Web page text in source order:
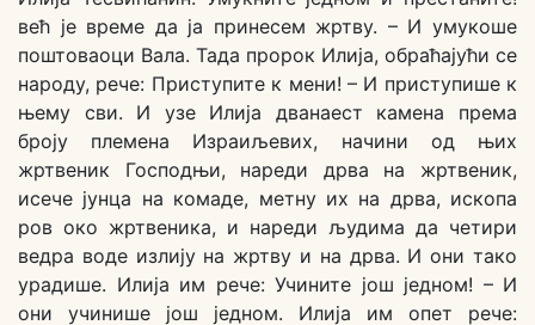
већ је време да ја принесем жртву. – И умукоше
поштоваоци Вала. Тада пророк Илија, обраћајући се
народу, рече: Приступите к мени! – И приступише к
њему сви. И узе Илија дванаест камена према
броју племена Израиљевих, начини од њих
жртвеник Господњи, нареди дрва на жртвеник,
исече јунца на комаде, метну их на дрва, ископа
ров око жртвеника, и нареди људима да четири
ведра воде излију на жртву и на дрва. И они тако
урадише. Илија им рече: Учините још једном! – И
они учинише још једном. Илија им опет рече: